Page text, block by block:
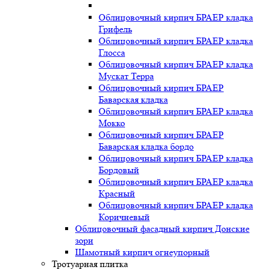
Облицовочный кирпич БРАЕР кладка
Грифель
Облицовочный кирпич БРАЕР кладка
Глосса
Облицовочный кирпич БРАЕР кладка
Мускат Терра
Облицовочный кирпич БРАЕР
Баварская кладка
Облицовочный кирпич БРАЕР кладка
Мокко
Облицовочный кирпич БРАЕР
Баварская кладка бордо
Облицовочный кирпич БРАЕР кладка
Бордовый
Облицовочный кирпич БРАЕР кладка
Красный
Облицовочный кирпич БРАЕР кладка
Коричневый
Облицовочный фасадный кирпич Донские
зори
Шамотный кирпич огнеупорный
Тротуарная плитка